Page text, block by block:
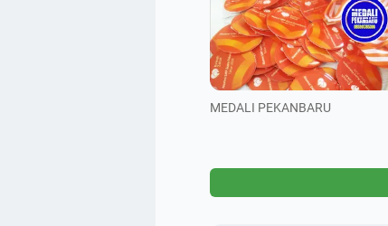
MEDALI PEKANBARU